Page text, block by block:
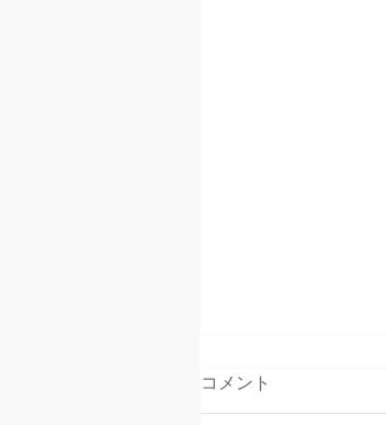
コメント